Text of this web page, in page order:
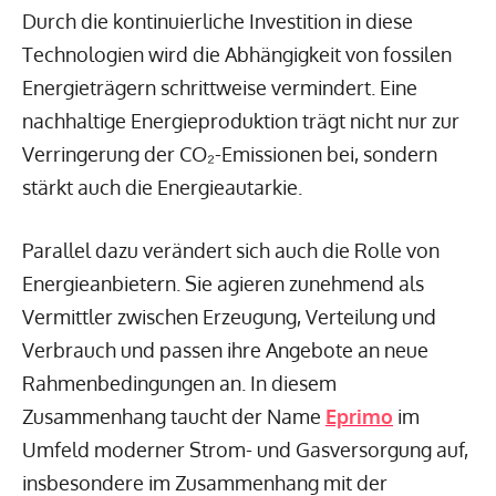
Durch die kontinuierliche Investition in diese
Technologien wird die Abhängigkeit von fossilen
Energieträgern schrittweise vermindert. Eine
nachhaltige Energieproduktion trägt nicht nur zur
Verringerung der CO₂-Emissionen bei, sondern
stärkt auch die Energieautarkie.
Parallel dazu verändert sich auch die Rolle von
Energieanbietern. Sie agieren zunehmend als
Vermittler zwischen Erzeugung, Verteilung und
Verbrauch und passen ihre Angebote an neue
Rahmenbedingungen an. In diesem
Zusammenhang taucht der Name Eprimo im
Umfeld moderner Strom- und Gasversorgung auf,
insbesondere im Zusammenhang mit der